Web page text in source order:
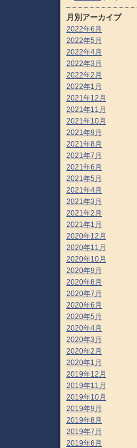
月別アーカイブ
2022年6月
2022年5月
2022年4月
2022年3月
2022年2月
2022年1月
2021年12月
2021年11月
2021年10月
2021年9月
2021年8月
2021年7月
2021年6月
2021年5月
2021年4月
2021年3月
2021年2月
2021年1月
2020年12月
2020年11月
2020年10月
2020年9月
2020年8月
2020年7月
2020年6月
2020年5月
2020年4月
2020年3月
2020年2月
2020年1月
2019年12月
2019年11月
2019年10月
2019年9月
2019年8月
2019年7月
2019年6月